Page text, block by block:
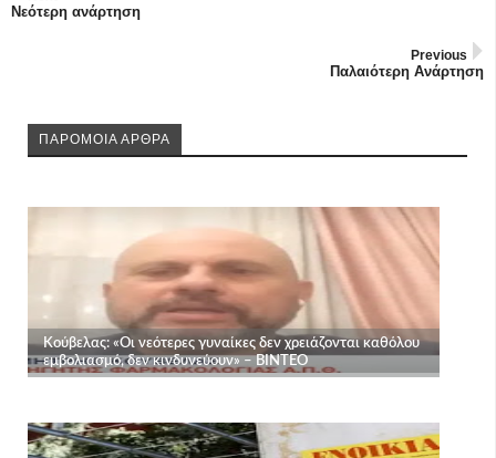
Νεότερη ανάρτηση
Previous
Παλαιότερη Ανάρτηση
ΠΑΡΟΜΟΙΑ ΑΡΘΡΑ